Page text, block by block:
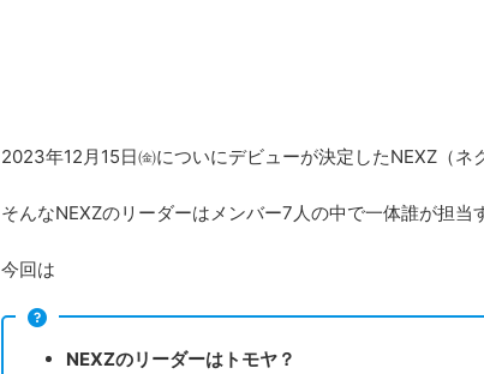
2023年12月15日㈮についにデビューが決定したNEXZ（ネ
そんなNEXZのリーダーはメンバー7人の中で一体誰が担当
今回は
NEXZのリーダーはトモヤ？